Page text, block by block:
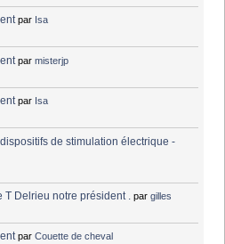
par Isa
parmisterjp
par Isa
de stimulation électrique -
T Delrieu notre président . pargilles
parCouette de cheval